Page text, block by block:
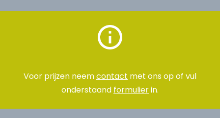
Voor prijzen neemcontact met ons op of vul
onderstaand formulierin.